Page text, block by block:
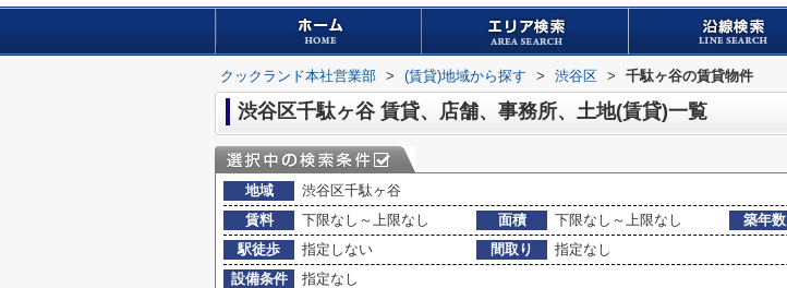
クックランド本社営業部 > (賃貸)地域から探す > 渋谷区 > 千駄ヶ谷の賃貸物件
渋谷区千駄ヶ谷 賃貸、店舗、事務所、土地(賃貸)一覧
地域
渋谷区千駄ヶ谷
賃料
下限なし～上限なし 面積 下限なし～上限なし 築年数
駅徒歩
指定しない 間取り
指定なし
設備条件
指定なし